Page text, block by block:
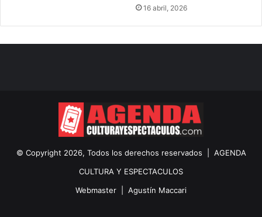
16 abril, 2026
© Copyright 2026, Todos los derechos reservados | AGENDA
CULTURA Y ESPECTACULOS
Webmaster | Agustín Maccari